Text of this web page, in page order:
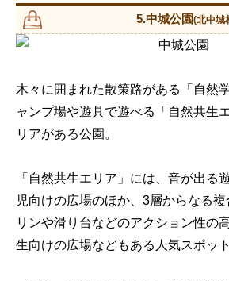
5.中城公園(北中城
木々に囲まれた散策路がある「自然
ャンプ場や遊具で遊べる「自然共生
リアがある公園。
「自然共生エリア」には、音が出る
児向けの広場のほか、3層からなる
リンや滑り台などのアクション性の
生向けの広場などもある人気スポット